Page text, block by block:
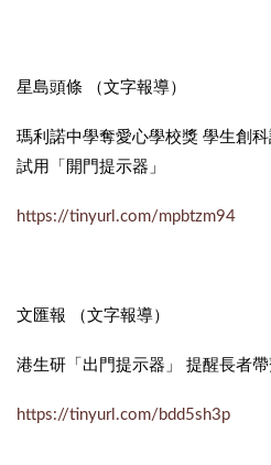
星島頭條 （文字報導）
瑪利諾中學奪愛心學校獎 學生創
試用「開門提示器」
https://tinyurl.com/mpbtzm94
文匯報 （文字報導）
港生研「出門提示器」 提醒長者
https://tinyurl.com/bdd5sh3p